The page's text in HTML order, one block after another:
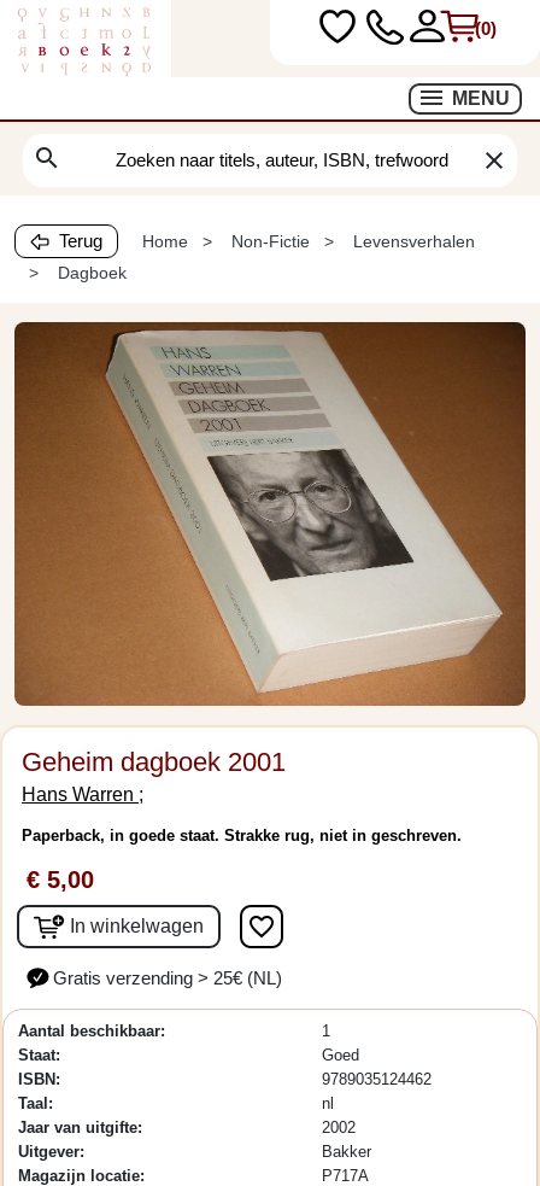
(0)
MENU
search clear
Terug Home Non-Fictie
Levensverhalen
Dagboek
Geheim dagboek 2001
Hans Warren ;
Paperback, in goede staat. Strakke rug, niet in geschreven.
€ 5,00
In winkelwagen favorite_border
Gratis verzending > 25€ (NL)
Aantal beschikbaar:
1
Staat:
Goed
ISBN:
9789035124462
Taal:
nl
Jaar van uitgifte:
2002
Uitgever:
Bakker
Magazijn locatie:
P717A